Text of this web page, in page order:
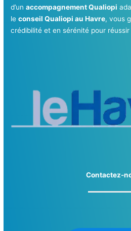
d’unaccompagnement Qualiopi
leconseil Qualiopi au Havre, vous
crédibilité et en sérénité pour
Contactez-